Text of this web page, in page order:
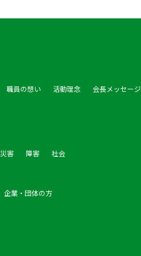
職員の想い 活動理念 会長メッセージ
災害 障害 社会
企業・団体の方